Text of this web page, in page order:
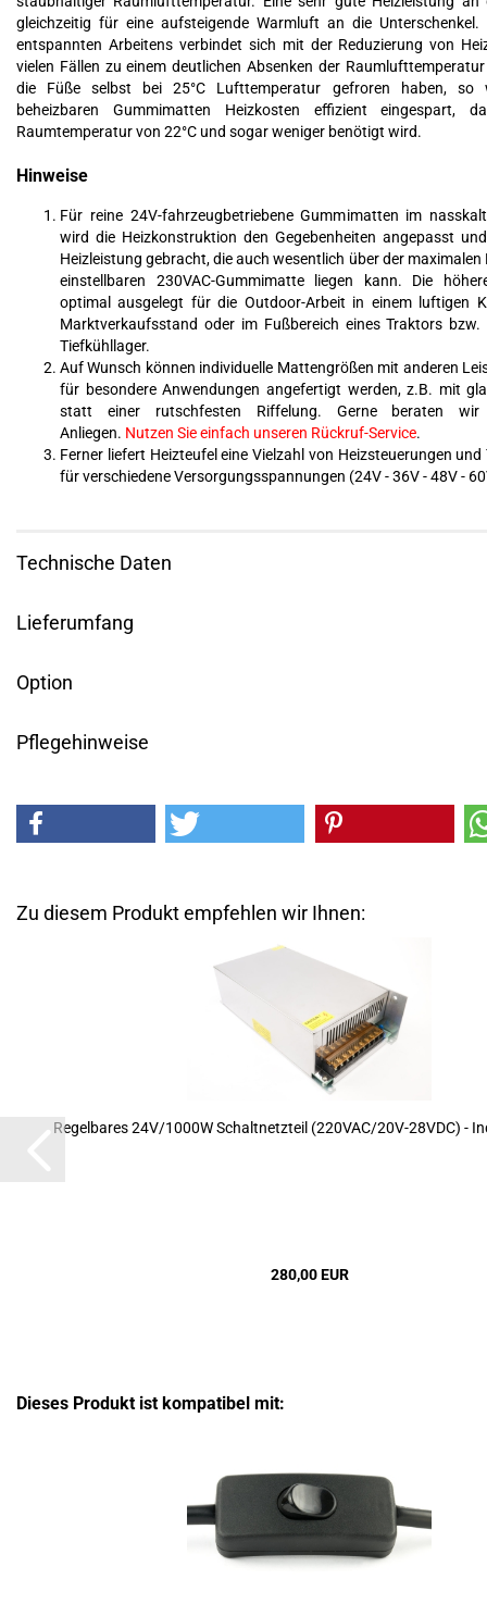
gleichzeitig für eine aufsteigende Warmluft an die Unterschenkel.
entspannten Arbeitens verbindet sich mit der Reduzierung von
vielen Fällen zu einem deutlichen Absenken der
die Füße selbst bei 25°C Lufttemperatur gefroren haben, so
beheizbaren Gummimatten Heizkosten effizient eingespart,
Raumtemperatur von 22°C und sogar weniger benötigt wird.
Hinweise
Für reine 24V-fahrzeugbetriebene Gummimatten im
wird die Heizkonstruktion den Gegebenheiten angepasst
Heizleistung gebracht, die auch wesentlich über der maximalen
einstellbaren 230VAC-Gummimatte liegen kann. Die
optimal ausgelegt für die Outdoor-Arbeit in einem luftigen
Marktverkaufsstand oder im Fußbereich eines Traktors bzw.
Tiefkühllager.
Auf Wunsch können individuelle Mattengrößen mit anderen
für besondere Anwendungen angefertigt werden, z.B. mit
statt einer rutschfesten Riffelung. Gerne beraten
Anliegen. Nutzen Sie einfach unseren Rückruf-Service.
Ferner liefert Heizteufel eine Vielzahl von Heizsteuerungen
für verschiedene Versorgungsspannungen (24V - 36V - 48V -
Technische Daten
Lieferumfang
Option
Pflegehinweise
Zu diesem Produkt empfehlen wir Ihnen:
Re­gel­ba­res 24V/1000W Schalt­netz­teil (220VAC/20V-​28VDC) -
280,00 EUR
Dieses Produkt ist kompatibel mit: